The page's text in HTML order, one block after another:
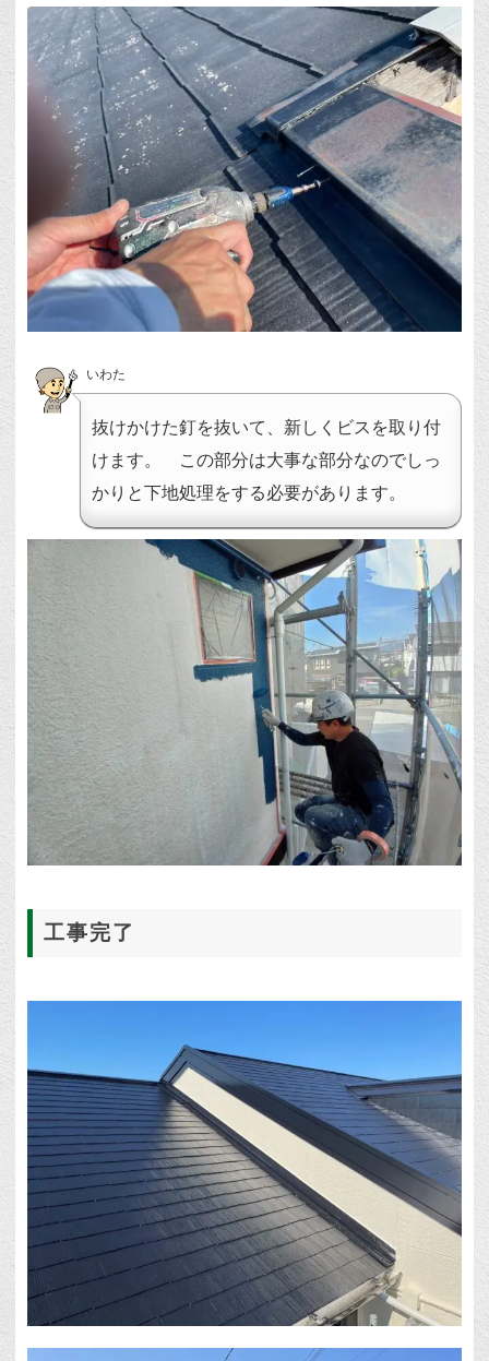
いわた
抜けかけた釘を抜いて、新しくビスを取り付
けます。 この部分は大事な部分なのでしっ
かりと下地処理をする必要があります。
工事完了